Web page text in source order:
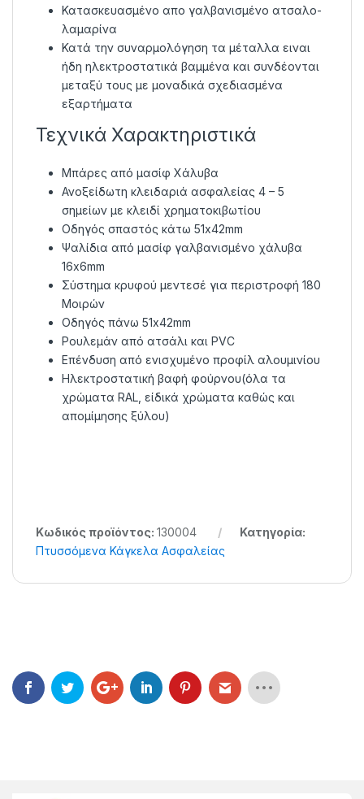
Κατασκευασμένο απο γαλβανισμένο ατσαλο-
λαμαρίνα
Κατά την συναρμολόγηση τα μέταλλα ειναι
ήδη ηλεκτροστατικά βαμμένα και συνδέονται
μεταξύ τους με μοναδικά σχεδιασμένα
εξαρτήματα
Τεχνικά Χαρακτηριστικά
Μπάρες από μασίφ Χάλυβα
Ανοξείδωτη κλειδαριά ασφαλείας 4 – 5
σημείων με κλειδί χρηματοκιβωτίου
Οδηγός σπαστός κάτω 51x42mm
Ψαλίδια από μασίφ γαλβανισμένο χάλυβα
16x6mm
Σύστημα κρυφού μεντεσέ για περιστροφή 180
Μοιρών
Οδηγός πάνω 51x42mm
Ρουλεμάν από ατσάλι και PVC
Eπένδυση από ενισχυμένο προφίλ αλουμινίου
Ηλεκτροστατική βαφή φούρνου(όλα τα
χρώματα RAL, είδικά χρώματα καθώς και
απομίμησης ξύλου)
Κωδικός προϊόντος: 130004
Κατηγορία:
Πτυσσόμενα Κάγκελα Ασφαλείας